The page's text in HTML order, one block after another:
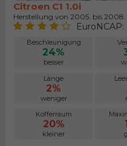
Citroen C1 1.0i
Herstellung von 2005. bis 2008.
Beschleunigung
24%
besser
Länge
2%
weniger
Kofferraum
20%
kleiner